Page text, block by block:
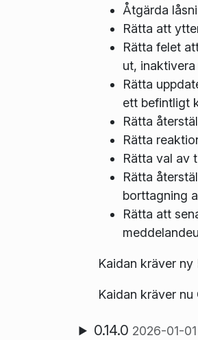
Åtgärda
Rätta att
Rätta felet
ut,
Rätta
ett befintligt
Rätta
Rätta
Rätta val av
Rätta
borttagning
Rätta att
Kaidan kräver ny
Kaidan kräver nu
0.14.0 2026-01-01